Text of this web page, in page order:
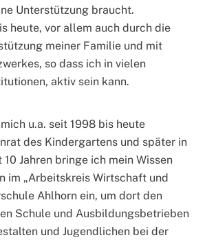
Unterstützung braucht.
heute, vor allem auch durch die
meiner Familie und mit
so dass ich in vielen
aktiv sein kann.
u.a. seit 1998 bis heute
des Kindergartens und später in
Jahren bringe ich mein Wissen
im „Arbeitskreis Wirtschaft und
Ahlhorn ein, um dort den
Schule und Ausbildungsbetrieben
und Jugendlichen bei der